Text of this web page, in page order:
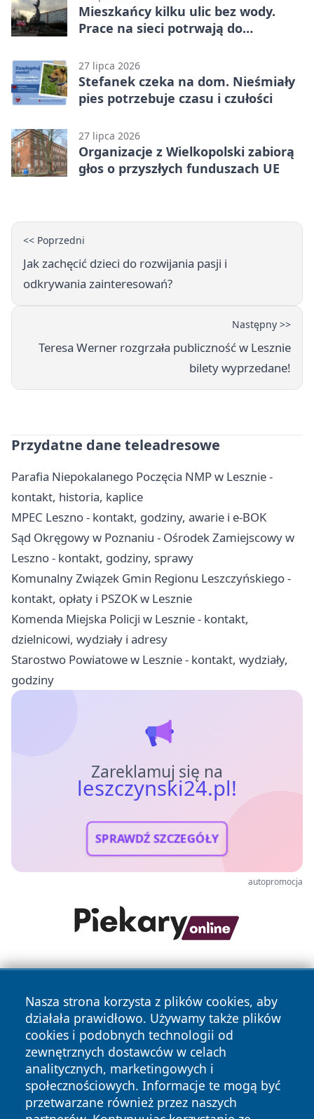
Mieszkańcy kilku ulic bez wody.
Prace na sieci potrwają do
27 lipca 2026
Stefanek czeka na dom. Nieśmiały
pies potrzebuje czasu i czułości
27 lipca 2026
Organizacje z Wielkopolski zabiorą
głos o przyszłych funduszach UE
<< Poprzedni
Jak zachęcić dzieci do rozwijania pasji i
odkrywania zainteresowań?
Następny >>
Teresa Werner rozgrzała publiczność w Lesznie
bilety wyprzedane!
Przydatne dane teleadresowe
Parafia Niepokalanego Poczęcia NMP w Lesznie -
kontakt, historia, kaplice
MPEC Leszno - kontakt, godziny, awarie i e-BOK
Sąd Okręgowy w Poznaniu - Ośrodek Zamiejscowy w
Leszno - kontakt, godziny, sprawy
Komunalny Związek Gmin Regionu Leszczyńskiego -
kontakt, opłaty i PSZOK w Lesznie
Komenda Miejska Policji w Lesznie - kontakt,
dzielnicowi, wydziały i adresy
Starostwo Powiatowe w Lesznie - kontakt, wydziały,
godziny
Zareklamuj się na
leszczynski24.pl!
SPRAWDŹ SZCZEGÓŁY
autopromocja
Nasza strona korzysta z plików cookies, aby
działała prawidłowo. Używamy także plików
cookies i podobnych technologii od
zewnętrznych dostawców w celach
analitycznych, marketingowych i
społecznościowych. Informacje te mogą być
przetwarzane również przez naszych
Copyright © 2026 leszczynski24.pl Wszystkie prawa
zastrzeżone.